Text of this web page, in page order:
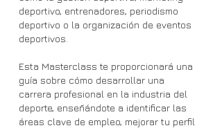
deportivo, entrenadores, periodismo
deportivo o la organización de eventos
deportivos.
Esta Masterclass te proporcionará una
guía sobre cómo desarrollar una
carrera profesional en la industria del
deporte, enseñándote a identificar las
áreas clave de empleo, mejorar tu perfil